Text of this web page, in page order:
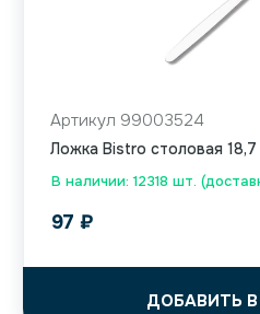
В наличии: 12318 шт.
Артикул 99003524
Ложка Bistro столовая
97 ₽
ДОБАВИТЬ